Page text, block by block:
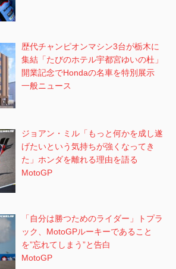
歴代チャンピオンマシン3台が栃木に
集結「たびのホテル宇都宮ゆいの杜」
開業記念でHondaの名車を特別展示
一般ニュース
ジョアン・ミル「もっと何かを成し遂
げたいという気持ちが強くなってき
た」ホンダを離れる理由を語る
MotoGP
「自分は勝つためのライダー」トプラ
ック、MotoGPルーキーであること
を”忘れてしまう”と告白
MotoGP